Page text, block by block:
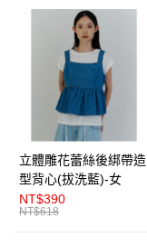
超商取貨付款
LINE Pay
Apple Pay
街口支付
悠遊付
AFTEE先享後付
相關說明
立體雕花蕾絲後綁帶造
型背心(拔洗藍)-女
NT$390
NT$618